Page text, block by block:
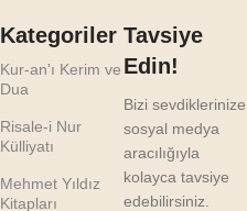
Kategoriler
Kur-an'ı Kerim ve
Dua
Risale-i Nur
Külliyatı
Mehmet Yıldız
Kitapları
Tavsiye
Edin!
Bizi sevdiklerinize
sosyal medya
aracılığıyla
kolayca tavsiye
edebilirsiniz.